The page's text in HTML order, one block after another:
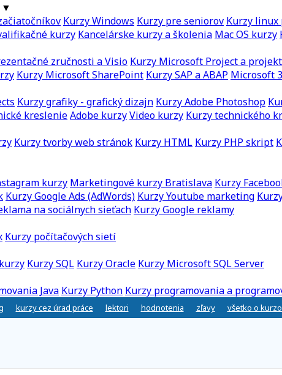
▼
Kurzy Windows Kurzy pre seniorov Kurzy linux
kurzy Kancelárske kurzy a školenia Mac OS kurzy
zručnosti a Visio Kurzy Microsoft Project a
Kurzy Microsoft SharePoint Kurzy SAP a ABAP Microsoft
Kurzy grafiky - grafický dizajn Kurzy Adobe Photoshop
kreslenieAdobe kurzyVideo kurzy Kurzy technického
Kurzy tvorby web stránok Kurzy HTML Kurzy PHP skript
kurzy Marketingové kurzy Bratislava Kurzy
Kurzy Google Ads (AdWords) Kurzy Youtube marketing
na sociálnych sieťach Kurzy Google reklamy
Kurzy počítačových sietí
Kurzy SQL Kurzy Oracle Kurzy Microsoft SQL Server
Java Kurzy Python Kurzy programovania a
kurzy cez úrad práce lektori hodnotenia zľavy všetko o